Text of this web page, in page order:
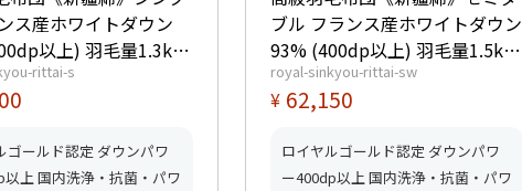
ス産ホワイトダウン
以上) 羽毛量1.3kg
イヤルゴールド取
ドふとんマーク取
rittai-s
ゴールド認定 ダウンパワ
以上 国内洗浄・抗菌・パワ
ブル フランス産ホワイトダウン
93% (400dp以上) 羽毛量1.5kg
【5つ星ロイヤルゴールド取
得】【グッドふとんマーク取
royal-sinkyou-rittai-sw
¥ 62,150
ロイヤルゴールド認定 ダウンパワ
ー400dp以上 国内洗浄・抗菌・パワ